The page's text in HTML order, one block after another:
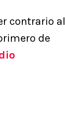
contrario al
de